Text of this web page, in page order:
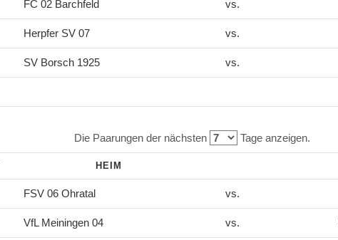
FC 02 Barchfeld vs.
Herpfer SV 07 vs.
SV Borsch 1925 vs.
Die Paarungen der nächsten Tage anzeigen.
HEIM
FSV 06 Ohratal vs.
VfL Meiningen 04 vs.